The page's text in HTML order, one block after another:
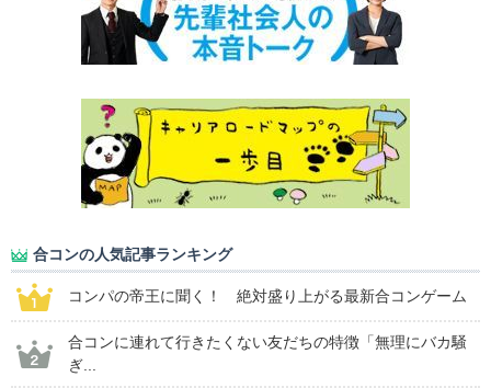
合コンの人気記事ランキング
コンパの帝王に聞く！ 絶対盛り上がる最新合コンゲーム
合コンに連れて行きたくない友だちの特徴「無理にバカ騒
ぎ...